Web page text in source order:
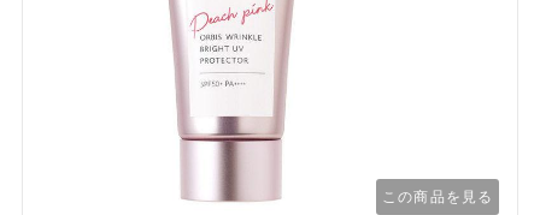
この商品を見る